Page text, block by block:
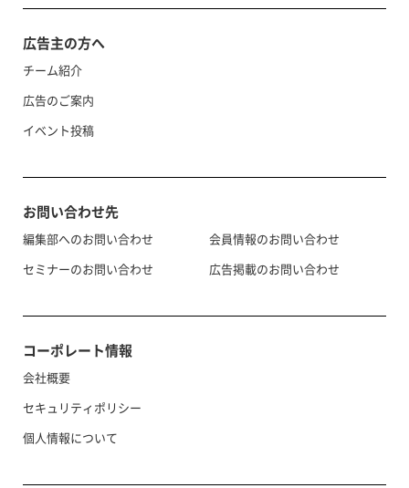
広告主の方へ
チーム紹介
広告のご案内
イベント投稿
お問い合わせ先
編集部へのお問い合わせ
セミナーのお問い合わせ
会員情報のお問い合わせ
広告掲載のお問い合わせ
コーポレート情報
会社概要
セキュリティポリシー
個人情報について